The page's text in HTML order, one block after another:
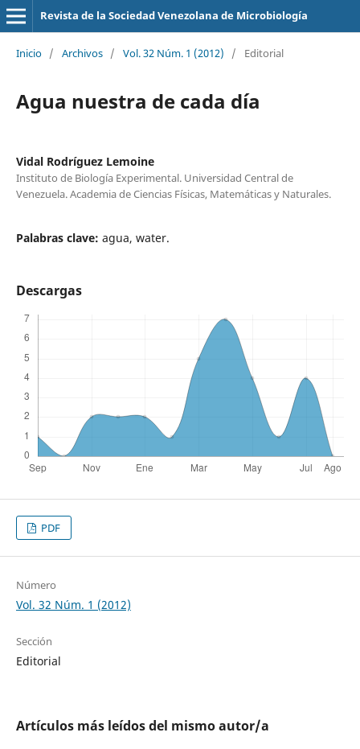
Revista de la Sociedad Venezolana de Microbiología
Inicio / Archivos / Vol. 32 Núm. 1 (2012) / Editorial
Agua nuestra de cada día
Vidal Rodríguez Lemoine
Instituto de Biología Experimental. Universidad Central de
Venezuela. Academia de Ciencias Físicas, Matemáticas y Naturales.
Palabras clave: agua, water.
Descargas
PDF
Número
Vol. 32 Núm. 1 (2012)
Sección
Editorial
Artículos más leídos del mismo autor/a